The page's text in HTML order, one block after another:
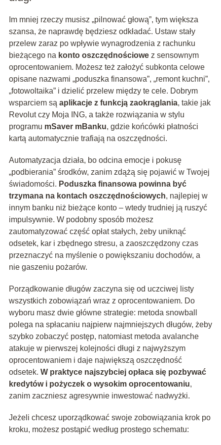
Im mniej rzeczy musisz „pilnować głową”, tym większa
szansa, że naprawdę będziesz odkładać. Ustaw stały
przelew zaraz po wpływie wynagrodzenia z rachunku
bieżącego na konto oszczędnościowez sensownym
oprocentowaniem. Możesz też założyć subkonta celowe
opisane nazwami „poduszka finansowa”, „remont kuchni”,
„fotowoltaika” i dzielić przelew między te cele. Dobrym
wsparciem są aplikacje z funkcją zaokrąglania, takie jak
Revolut czy Moja ING, a także rozwiązania w stylu
programu mSaver mBanku, gdzie końcówki płatności
kartą automatycznie trafiają na oszczędności.
Automatyzacja działa, bo odcina emocje i pokusę
„podbierania” środków, zanim zdążą się pojawić w Twojej
świadomości. Poduszka finansowa powinna być
trzymana na kontach oszczędnościowych, najlepiej w
innym banku niż bieżące konto – wtedy trudniej ją ruszyć
impulsywnie. W podobny sposób możesz
zautomatyzować część opłat stałych, żeby uniknąć
odsetek, kar i zbędnego stresu, a zaoszczędzony czas
przeznaczyć na myślenie o powiększaniu dochodów, a
nie gaszeniu pożarów.
Porządkowanie długów zaczyna się od uczciwej listy
wszystkich zobowiązań wraz z oprocentowaniem. Do
wyboru masz dwie główne strategie: metoda snowball
polega na spłacaniu najpierw najmniejszych długów, żeby
szybko zobaczyć postęp, natomiast metoda avalanche
atakuje w pierwszej kolejności długi z najwyższym
oprocentowaniem i daje największą oszczędność
odsetek. W praktyce najszybciej opłaca się pozbywać
kredytów i pożyczek o wysokim oprocentowaniu,
zanim zaczniesz agresywnie inwestować nadwyżki.
Jeżeli chcesz uporządkować swoje zobowiązania krok po
kroku, możesz postąpić według prostego schematu: